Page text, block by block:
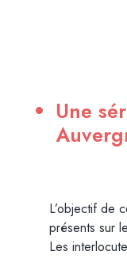
Une
L’objectif de
présents sur
Les